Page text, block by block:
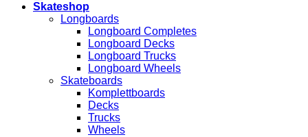
Skateshop
Longboards
Longboard Completes
Longboard Decks
Longboard Trucks
Longboard Wheels
Skateboards
Komplettboards
Decks
Trucks
Wheels